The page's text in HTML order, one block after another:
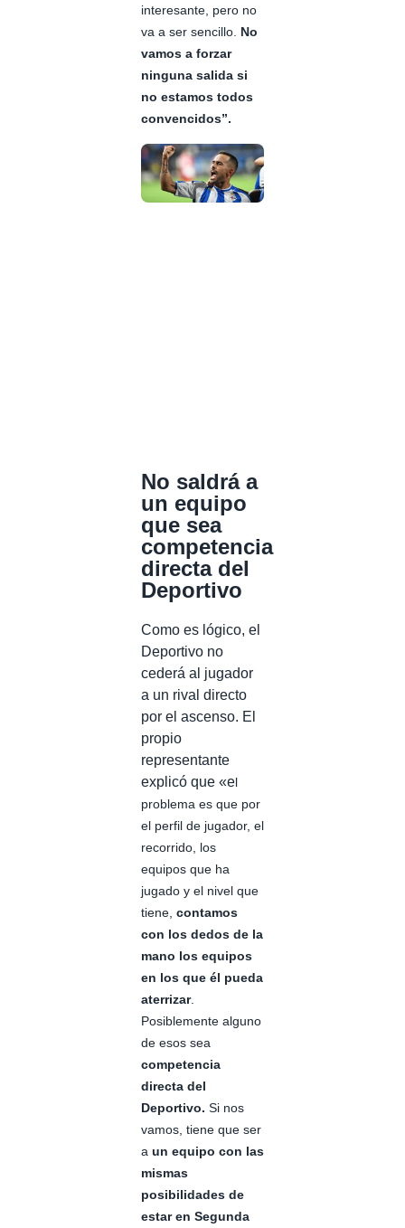
interesante, pero no
va a ser sencillo. No
vamos a forzar
ninguna salida si
no estamos todos
convencidos”.
No saldrá a
un equipo
que sea
competencia
directa del
Deportivo
Como es lógico, el
Deportivo no
cederá al jugador
a un rival directo
por el ascenso. El
propio
representante
explicó que «el
problema es que por
el perfil de jugador, el
recorrido, los
equipos que ha
jugado y el nivel que
tiene, contamos
con los dedos de la
mano los equipos
en los que él pueda
aterrizar.
Posiblemente alguno
de esos sea
competencia
directa del
Deportivo. Si nos
vamos, tiene que ser
a un equipo con las
mismas
posibilidades de
estar en Segunda